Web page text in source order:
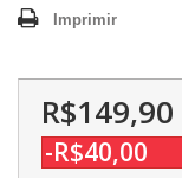
Imprimir
R$149,90
-R$40,00